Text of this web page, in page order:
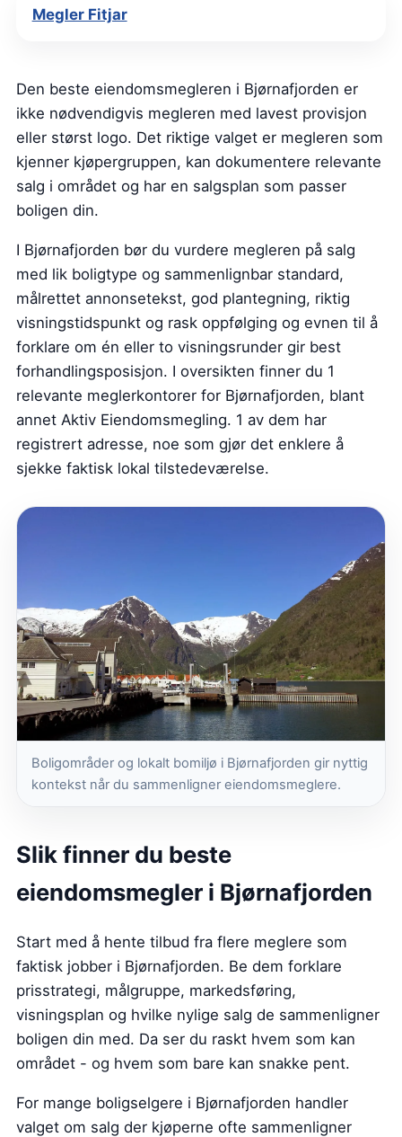
Megler Fitjar
Den beste eiendomsmegleren i Bjørnafjorden er
ikke nødvendigvis megleren med lavest provisjon
eller størst logo. Det riktige valget er megleren som
kjenner kjøpergruppen, kan dokumentere relevante
salg i området og har en salgsplan som passer
boligen din.
I Bjørnafjorden bør du vurdere megleren på salg
med lik boligtype og sammenlignbar standard,
målrettet annonsetekst, god plantegning, riktig
visningstidspunkt og rask oppfølging og evnen til å
forklare om én eller to visningsrunder gir best
forhandlingsposisjon. I oversikten finner du 1
relevante meglerkontorer for Bjørnafjorden, blant
annet Aktiv Eiendomsmegling. 1 av dem har
registrert adresse, noe som gjør det enklere å
sjekke faktisk lokal tilstedeværelse.
Boligområder og lokalt bomiljø i Bjørnafjorden gir nyttig
kontekst når du sammenligner eiendomsmeglere.
Slik finner du beste
eiendomsmegler i Bjørnafjorden
Start med å hente tilbud fra flere meglere som
faktisk jobber i Bjørnafjorden. Be dem forklare
prisstrategi, målgruppe, markedsføring,
visningsplan og hvilke nylige salg de sammenligner
boligen din med. Da ser du raskt hvem som kan
området - og hvem som bare kan snakke pent.
For mange boligselgere i Bjørnafjorden handler
valget om salg der kjøperne ofte sammenligner